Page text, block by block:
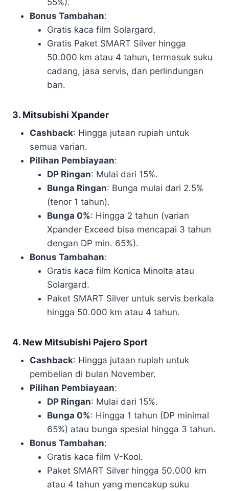
55%).
Bonus Tambahan:
Gratis kaca film Solargard.
Gratis Paket SMART Silver hingga
50.000 km atau 4 tahun, termasuk suku
cadang, jasa servis, dan perlindungan
ban.
3. Mitsubishi Xpander
Cashback: Hingga jutaan rupiah untuk
semua varian.
Pilihan Pembiayaan:
DP Ringan: Mulai dari 15%.
Bunga Ringan: Bunga mulai dari 2.5%
(tenor 1 tahun).
Bunga 0%: Hingga 2 tahun (varian
Xpander Exceed bisa mencapai 3 tahun
dengan DP min. 65%).
Bonus Tambahan:
Gratis kaca film Konica Minolta atau
Solargard.
Paket SMART Silver untuk servis berkala
hingga 50.000 km atau 4 tahun.
4. New Mitsubishi Pajero Sport
Cashback: Hingga jutaan rupiah untuk
pembelian di bulan November.
Pilihan Pembiayaan:
DP Ringan: Mulai dari 15%.
Bunga 0%: Hingga 1 tahun (DP minimal
65%) atau bunga spesial hingga 3 tahun.
Bonus Tambahan:
Gratis kaca film V-Kool.
Paket SMART Silver hingga 50.000 km
atau 4 tahun yang mencakup suku